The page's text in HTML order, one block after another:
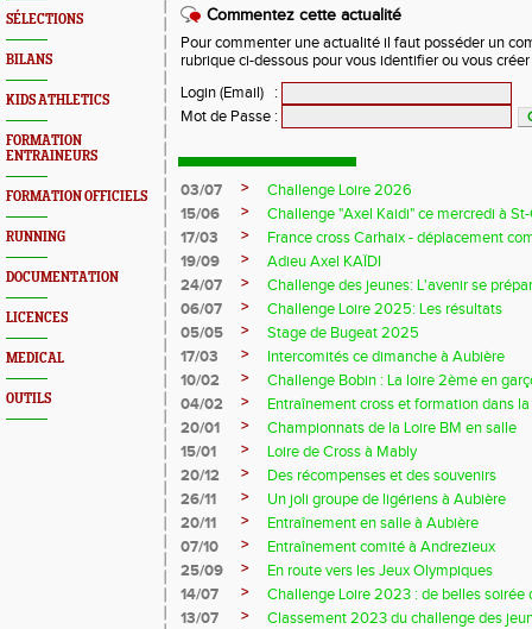
SÉLECTIONS
BILANS
KIDS ATHLETICS
FORMATION
ENTRAINEURS
FORMATION OFFICIELS
RUNNING
DOCUMENTATION
LICENCES
MEDICAL
OUTILS
Commentez cette actualité
Pour commenter une actualité il faut posséder un
rubrique ci-dessous pour vous identifier ou vous
Login (Email)
:
Mot de Passe :
03/07 >
Challenge Loire 2026
15/06
>
Challenge "Axel Kaidi" ce mercredi à
17/03
>
France cross Carhaix - déplacement
19/09
>
Adieu Axel KAÏDI
24/07
>
Challenge des jeunes: L'avenir se
06/07
>
Challenge Loire 2025: Les résultats
05/05
>
Stage de Bugeat 2025
17/03
>
Intercomités ce dimanche à Aubière
10/02
>
Challenge Bobin : La loire 2ème en
04/02
>
Entraînement cross et formation dans
20/01
>
Championnats de la Loire BM en salle
15/01
>
Loire de Cross à Mably
20/12
>
Des récompenses et des souvenirs
26/11
>
Un joli groupe de ligériens à Aubière
20/11
>
Entraînement en salle à Aubière
07/10
>
Entraînement comité à Andrezieux
25/09
>
En route vers les Jeux Olympiques
14/07
>
Challenge Loire 2023 : de belles soirée
13/07
>
Classement 2023 du challenge des